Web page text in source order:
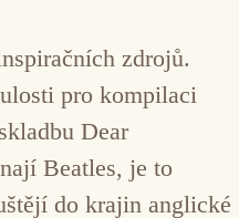
zdrojů.
pro kompilaci
Dear
Beatles, je to
do krajin anglické